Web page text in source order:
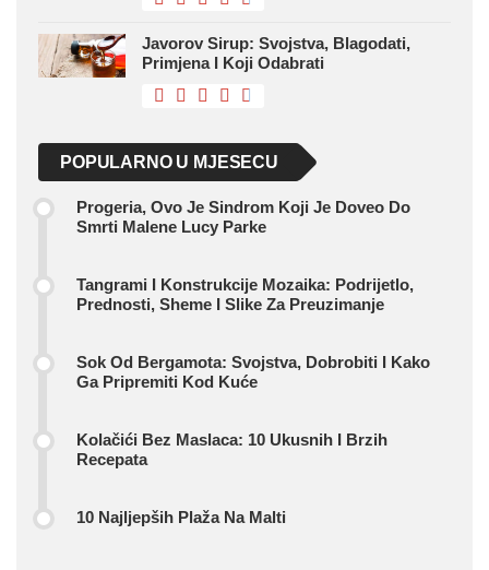
Javorov Sirup: Svojstva, Blagodati,
Primjena I Koji Odabrati
POPULARNO U MJESECU
Progeria, Ovo Je Sindrom Koji Je Doveo Do
Smrti Malene Lucy Parke
Tangrami I Konstrukcije Mozaika: Podrijetlo,
Prednosti, Sheme I Slike Za Preuzimanje
Sok Od Bergamota: Svojstva, Dobrobiti I Kako
Ga Pripremiti Kod Kuće
Kolačići Bez Maslaca: 10 Ukusnih I Brzih
Recepata
10 Najljepših Plaža Na Malti